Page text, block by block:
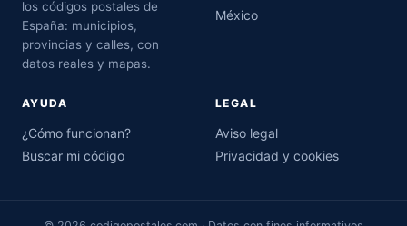
los códigos postales de
España: municipios,
provincias y calles, con
datos reales y mapas.
México
AYUDA
¿Cómo funcionan?
Buscar mi código
LEGAL
Aviso legal
Privacidad y cookies